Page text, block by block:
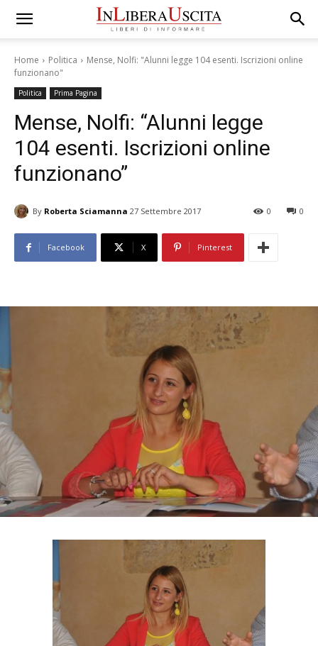
Home Politica
Mense, Nolfi: "Alunni legge 104 esenti. Iscrizioni online
funzionano"
Politica Prima Pagina
Mense, Nolfi: “Alunni legge
104 esenti. Iscrizioni online
funzionano”
By Roberta Sciamanna 27 Settembre 2017 0
0
Facebook X Pinterest